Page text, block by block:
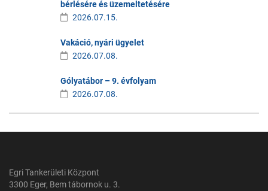
bérlésére és üzemeltetésére
2026.07.15.
Vakáció, nyári ügyelet
2026.07.08.
Gólyatábor – 9. évfolyam
2026.07.08.
Egri Tankerületi Központ
3300 Eger, Bem tábornok u. 3.